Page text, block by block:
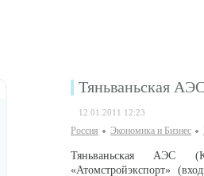
Тяньваньская
12.01.2011 12:23
Россия Экономика и Бизнес
Тяньваньская АЭС
«Атомстройэкспорт»